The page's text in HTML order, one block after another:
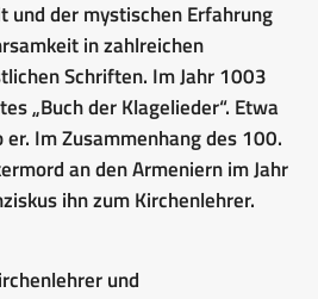
und der mystischen Erfahrung
in zahlreichen
Schriften. Im Jahr 1003
„Buch der Klagelieder“. Etwa
Im Zusammenhang des 100.
an den Armeniern im Jahr
ihn zum Kirchenlehrer.
und